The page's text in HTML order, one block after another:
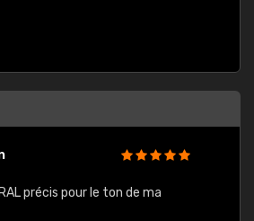
précis pour le ton de ma